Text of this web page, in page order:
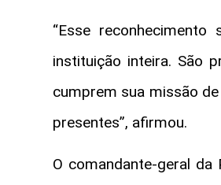
“Esse
instituição inteira. São
cumprem sua missão
presentes”, afirmou.
O comandante-geral